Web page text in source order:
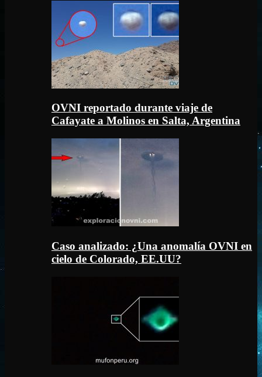
OVNI reportado durante viaje de
Cafayate a Molinos en Salta, Argentina
Caso analizado: ¿Una anomalía OVNI en
cielo de Colorado, EE.UU?